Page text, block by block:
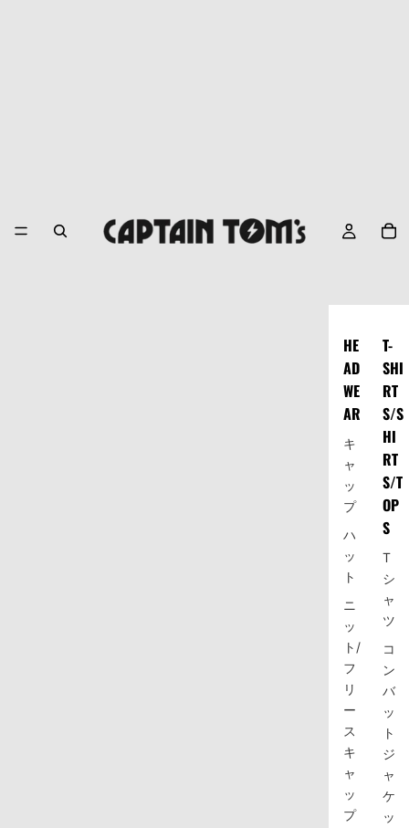
HE
AD
WE
AR
キ
ャ
ッ
プ
ハ
ッ
ト
ニ
ッ
ト/
フ
リ
ー
ス
キ
ャ
ッ
プ
T-
SHI
RT
S/S
HI
RT
S/T
OP
S
T
シ
ャ
ツ
コ
ン
バ
ッ
ト
ジ
ャ
ケ
ッ